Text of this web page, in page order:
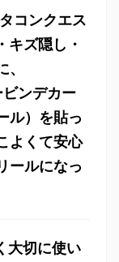
コンクエス
キズ隠し・
ンデカー
ル）を貼っ
よくて安心
ールになっ
大切に使い